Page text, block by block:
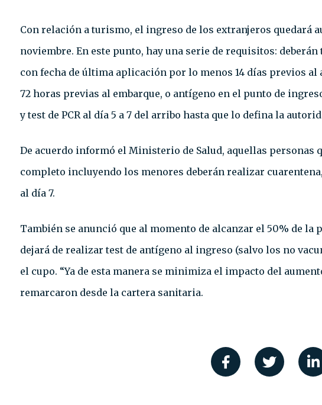
Con relación a turismo, el ingreso de los extranjeros quedará
noviembre. En este punto, hay una serie de requisitos:
con fecha de última aplicación por lo menos 14 días previos al
72 horas previas al embarque, o antígeno en el punto de
y test de PCR al día 5 a 7 del arribo hasta que lo defina la
De acuerdo informó el Ministerio de Salud, aquellas personas
completo incluyendo los menores deberán realizar
al día 7.
También se anunció que al momento de alcanzar el 50% de la
dejará de realizar test de antígeno al ingreso (salvo los no
el cupo. “Ya de esta manera se minimiza el impacto del
remarcaron desde la cartera sanitaria.